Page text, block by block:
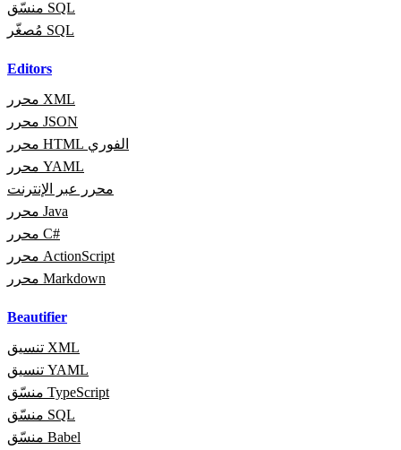
منسّق SQL
مُصغّر SQL
Editors
محرر XML
محرر JSON
محرر HTML الفوري
محرر YAML
محرر عبر الإنترنت
محرر Java
محرر C#
محرر ActionScript
محرر Markdown
Beautifier
تنسيق XML
تنسيق YAML
منسّق TypeScript
منسّق SQL
منسّق Babel